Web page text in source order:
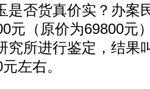
否货真价实？办案
元（原价为69800元
究所进行鉴定，结果
左右。